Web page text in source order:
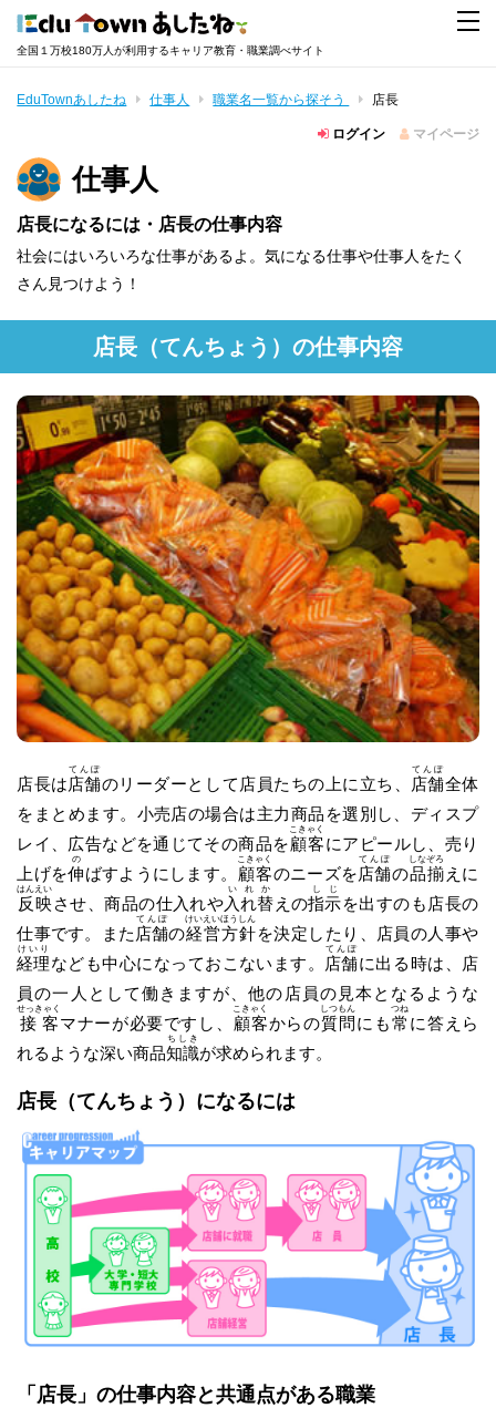
全国１万校180万人が利用するキャリア教育・職業調べサイト
EduTownあしたね 仕事人 職業名一覧から探そう 店長
ログイン マイページ
仕事人
店長になるには・店長の仕事内容
社会にはいろいろな仕事があるよ。気になる仕事や仕事人をたく
さん見つけよう！
店長 （てんちょう） の仕事内容
店長は店舗
てんぽ
のリーダーとして店員たちの上に立ち、 店舗
てんぽ
全体
をまとめます。小売店の場合は主力商品を選別し、ディスプ
レイ、広告などを通じてその商品を顧客
こきゃく
にアピールし、売り
上げを伸
の
ばすようにします。 顧客
こきゃく
のニーズを店舗
てんぽ
の品揃
しなぞろ
えに
反映
はんえい
させ、商品の仕入れや入れ替
いれか
えの指示
しじ
を出すのも店長の
仕事です。また 店舗
てんぽ
の経営
けいえい
方針
ほうしん
を決定したり、店員の人事や
経理
けいり
なども中心になっておこないます。 店舗
てんぽ
に出る時は、店
員の一人として働きますが、他の店員の見本となるような
接客
せっきゃく
マナーが必要ですし、 顧客
こきゃく
からの質問
しつもん
にも常
つね
に答えら
れるような深い商品知識
ちしき
が求められます。
店長 （てんちょう） になるには
「店長」の仕事内容と共通点がある職業